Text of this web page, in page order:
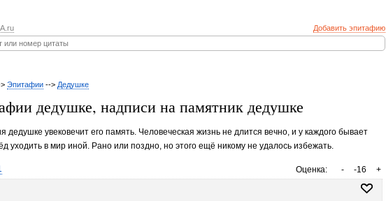
Добавить эпитафию
Эпитафии --> Дедушке
дедушке, надписи на памятник дедушке
дедушке увековечит его память. Человеческая жизнь не длится вечно, и у каждого бывает
уходить в мир иной. Рано или поздно, но этого ещё никому не удалось избежать.
Оценка: +
-16
-